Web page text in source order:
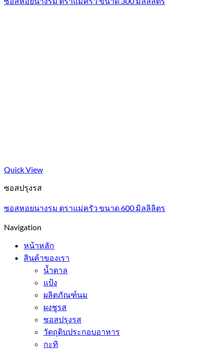
Quick View
ซอสปรุงรส
ซอสหอยนางรม ตราแม่ครัว ขนาด 600 มิลลิลิตร
Navigation
หน้าหลัก
สินค้าของเรา
น้ำตาล
แป้ง
ผลิตภัณฑ์นม
ผงชูรส
ซอสปรุงรส
วัตถุดิบประกอบอาหาร
กะทิ